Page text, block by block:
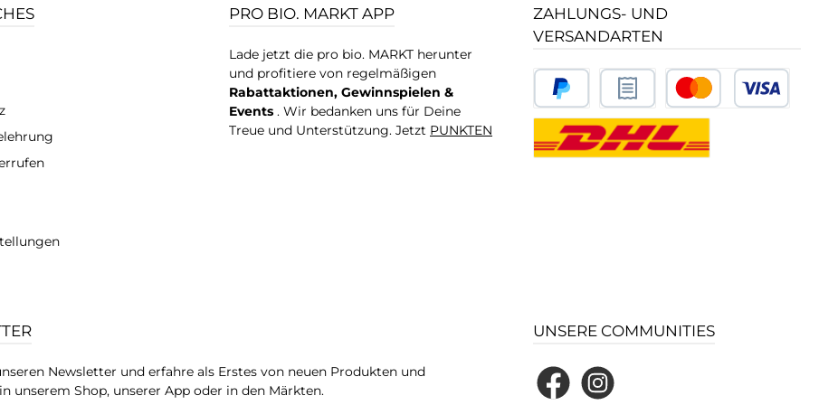
PRO BIO. MARKT APP
Lade jetzt die pro bio. MARKT herunter
und profitiere von regelmäßigen
Rabattaktionen, Gewinnspielen &
Events . Wir bedanken uns für Deine
Treue und Unterstützung. Jetzt PUNKTEN
ZAHLUNGS- UND
VERSANDARTEN
Newsletter und erfahre als Erstes von neuen Produkten und
unserem Shop, unserer App oder in den Märkten.
UNSERE COMMUNITIES
FacebookInstagram